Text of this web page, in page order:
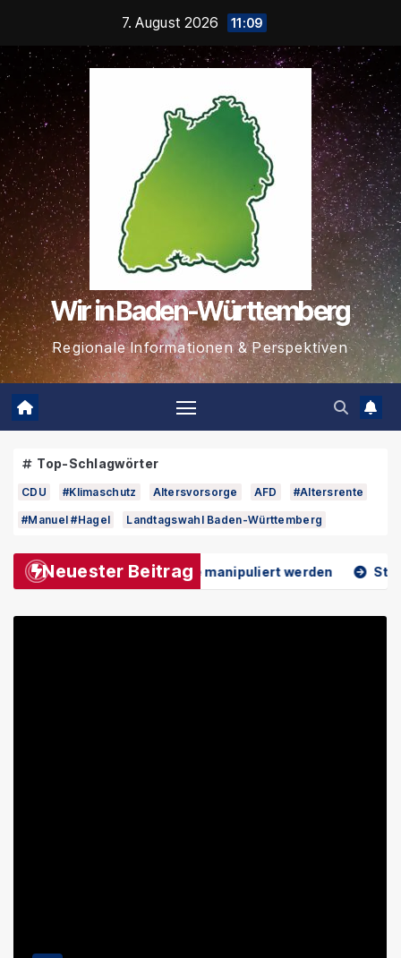
springen
7. August 2026 11:09
Wir in Baden-Württemberg
Regionale Informationen & Perspektiven
Top-Schlagwörter
CDU #Klimaschutz Altersvorsorge AFD #Altersrente
#Manuel #Hagel Landtagswahl Baden-Württemberg
Neuester Beitrag
manipuliert werden Studie enthüllt: